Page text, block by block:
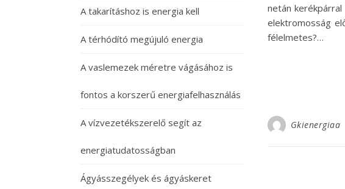
A takarításhoz is energia kell
A térhódító megújuló energia
A vaslemezek méretre vágásához is
fontos a korszerű energiafelhasználás
A vízvezetékszerelő segít az
energiatudatosságban
Ágyásszegélyek és ágyáskeret
netán
elektromosság
félelmetes?…
Gkienergiaa